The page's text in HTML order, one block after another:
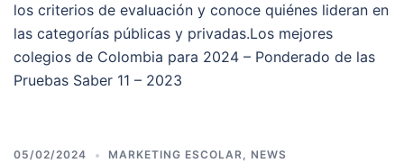
los criterios de evaluación y conoce quiénes lideran en
las categorías públicas y privadas.Los mejores
colegios de Colombia para 2024 – Ponderado de las
Pruebas Saber 11 – 2023
05/02/2024 MARKETING ESCOLAR, NEWS